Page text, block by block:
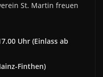
St. Martin freuen
Uhr (Einlass ab
Finthen)